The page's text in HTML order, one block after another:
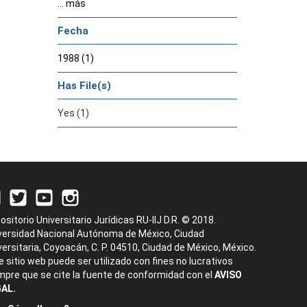
... más
Fecha
1988 (1)
Has File(s)
Yes (1)
Universitario Jurídicas RU-IIJ D.R. © 2018.
Nacional Autónoma de México, Ciudad
Coyoacán, C. P. 04510, Ciudad de México, México.
sitio web puede ser utilizado con fines no lucrativos
que se cite la fuente de conformidad con el AVISO